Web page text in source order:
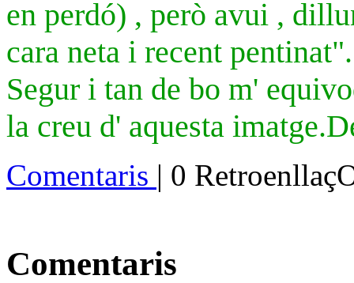
en perdó) , però avui ,
cara neta i recent
Segur i tan de bo m'
la creu d' aquesta
Comentaris | 0
Comentaris